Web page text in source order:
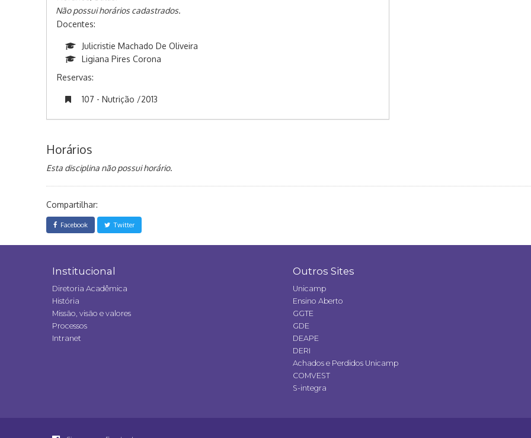
Não possui horários cadastrados.
Docentes:
Julicristie Machado De Oliveira
Ligiana Pires Corona
Reservas:
107 - Nutrição /2013
Horários
Esta disciplina não possui horário.
Compartilhar:
Facebook Twitter
Institucional
Diretoria Acadêmica
História
Missão, visão e valores
Processos
Intranet
Outros Sites
Unicamp
Ensino Aberto
GGTE
GDE
DEAPE
DERI
Achados e Perdidos Unicamp
COMVEST
S-integra